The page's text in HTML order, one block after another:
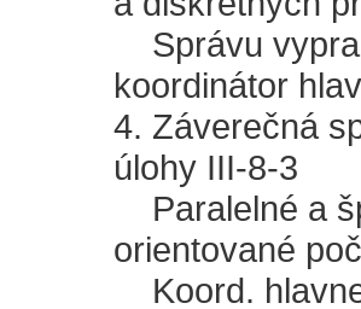
Správu
koordinátor
4. Záverečná
úlohy III-8-3
Paralelné a
orientované
Koord.